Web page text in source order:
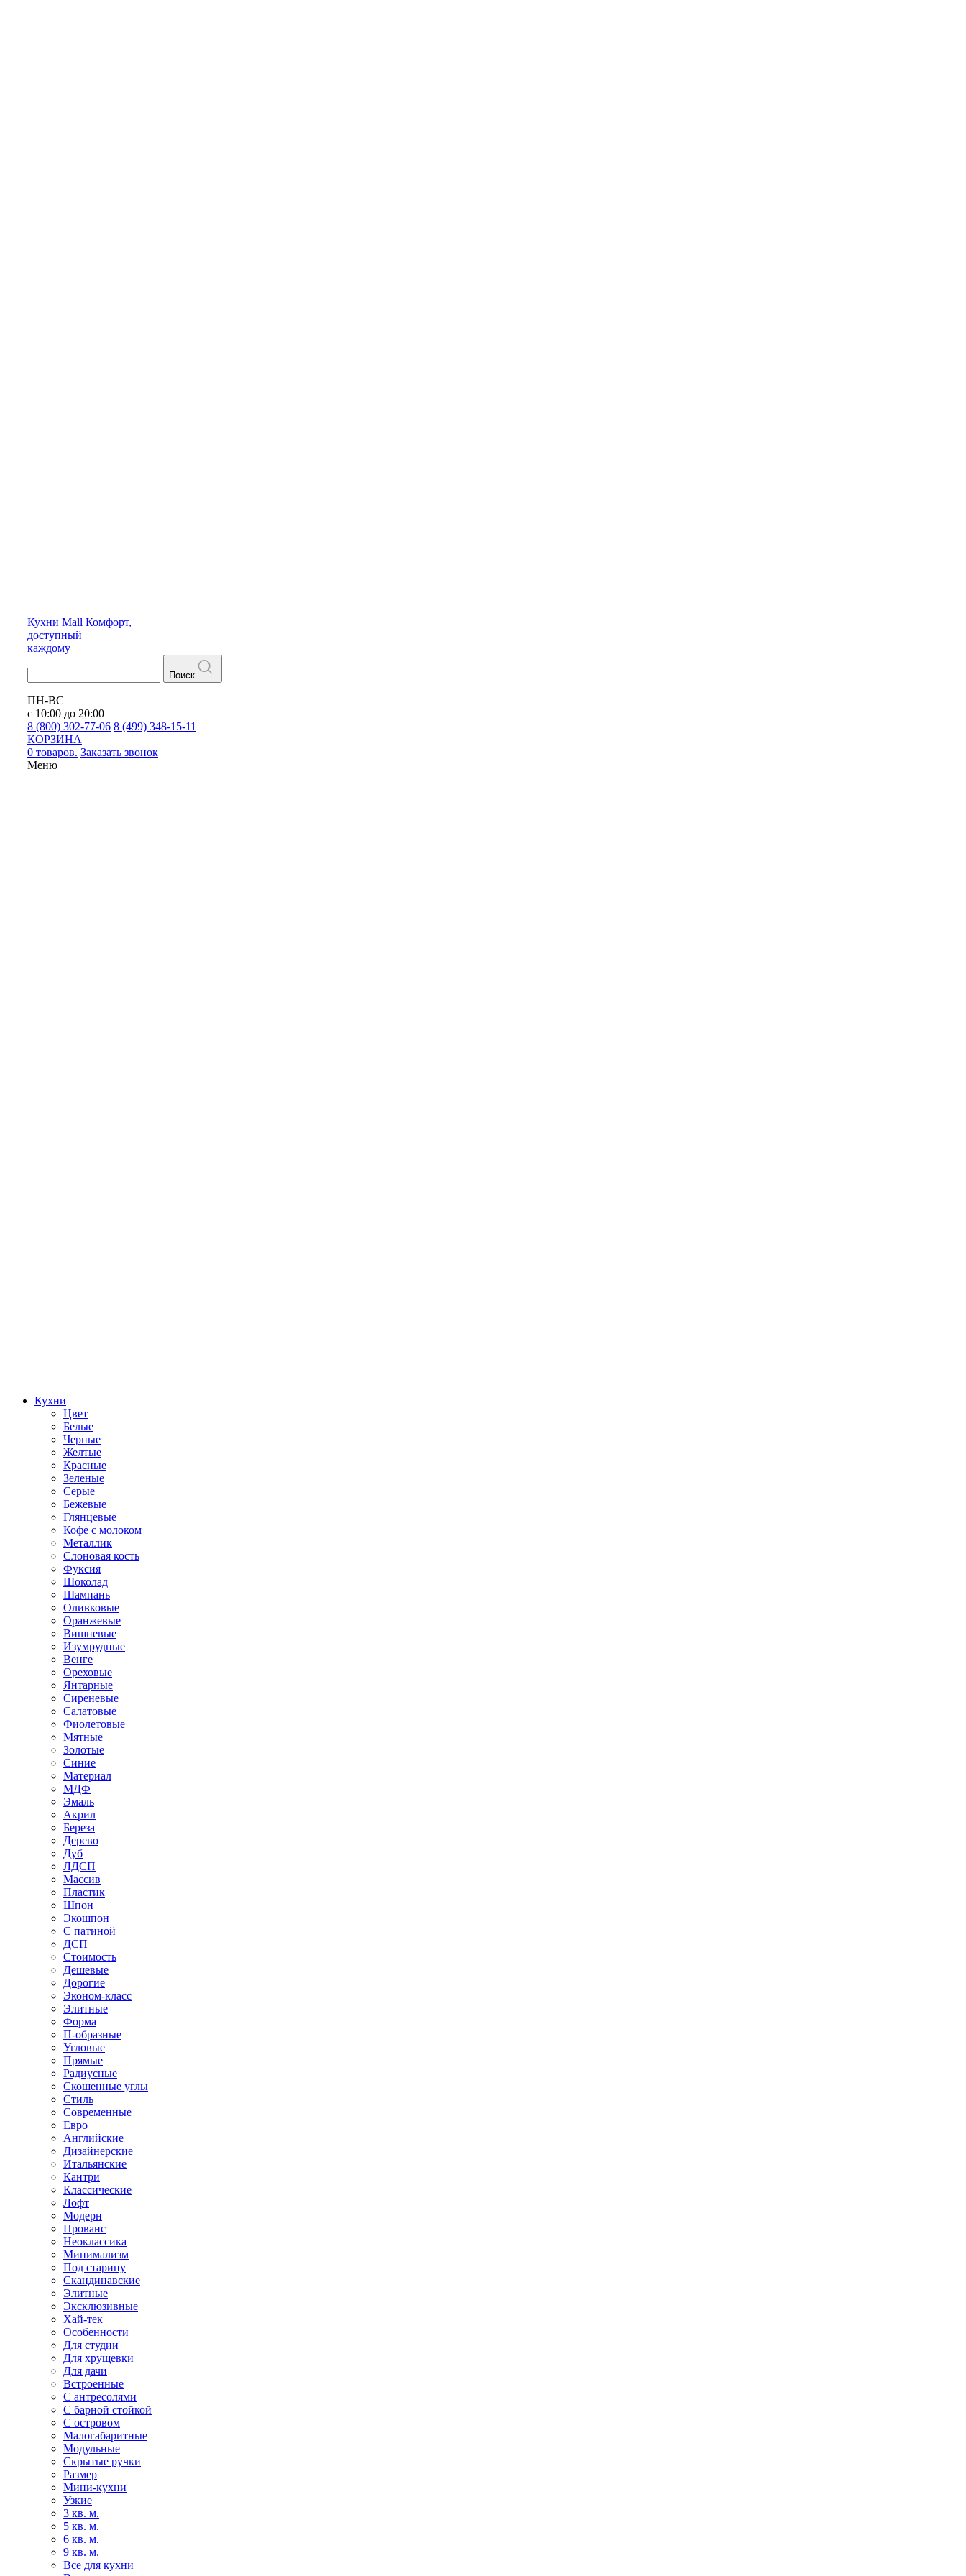
Кухни Mall Комфорт,
доступный
каждому
Поиск
ПН-ВС
с 10:00 до 20:00
8 (800) 302-77-06 8 (499) 348-15-11
КОРЗИНА
0 товаров. Заказать звонок
Меню
Кухни
Цвет
Белые
Черные
Желтые
Красные
Зеленые
Серые
Бежевые
Глянцевые
Кофе с молоком
Металлик
Слоновая кость
Фуксия
Шоколад
Шампань
Оливковые
Оранжевые
Вишневые
Изумрудные
Венге
Ореховые
Янтарные
Сиреневые
Салатовые
Фиолетовые
Мятные
Золотые
Синие
Материал
МДФ
Эмаль
Акрил
Береза
Дерево
Дуб
ЛДСП
Массив
Пластик
Шпон
Экошпон
С патиной
ДСП
Стоимость
Дешевые
Дорогие
Эконом-класс
Элитные
Форма
П-образные
Угловые
Прямые
Радиусные
Скошенные углы
Стиль
Современные
Евро
Английские
Дизайнерские
Итальянские
Кантри
Классические
Лофт
Модерн
Прованс
Неоклассика
Минимализм
Под старину
Скандинавские
Элитные
Эксклюзивные
Хай-тек
Особенности
Для студии
Для хрущевки
Для дачи
Встроенные
С антресолями
С барной стойкой
С островом
Малогабаритные
Модульные
Скрытые ручки
Размер
Мини-кухни
Узкие
3 кв. м.
5 кв. м.
6 кв. м.
9 кв. м.
Все для кухни